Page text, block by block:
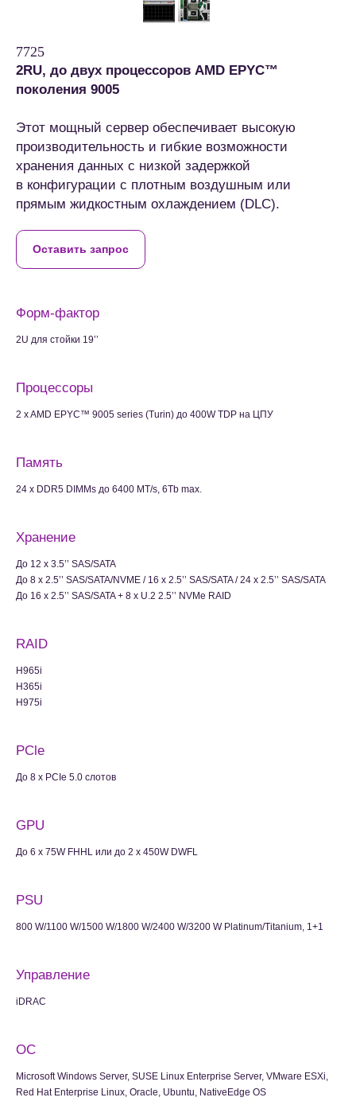
7725
2RU, до двух процессоров AMD EPYC™
поколения 9005
Этот мощный сервер обеспечивает высокую
производительность и гибкие возможности
хранения данных с низкой задержкой
в конфигурации с плотным воздушным или
прямым жидкостным охлаждением (DLC).
Оставить запрос
Форм-фактор
2U для стойки 19’’
Процессоры
2 x AMD EPYC™ 9005 series (Turin) до 400W TDP на ЦПУ
Память
24 x DDR5 DIMMs до 6400 MT/s, 6Tb max.
Хранение
До 12 x 3.5’’ SAS/SATA
До 8 x 2.5’’ SAS/SATA/NVME / 16 x 2.5’’ SAS/SATA / 24 x 2.5’’ SAS/SATA
До 16 x 2.5’’ SAS/SATA + 8 x U.2 2.5’’ NVMe RAID
RAID
H965i
H365i
H975i
PCle
До 8 x PCIe 5.0 слотов
GPU
До 6 x 75W FHHL или до 2 x 450W DWFL
PSU
800 W/1100 W/1500 W/1800 W/2400 W/3200 W Platinum/Titanium, 1+1
Управление
iDRAC
ОС
Microsoft Windows Server, SUSE Linux Enterprise Server, VMware ESXi,
Red Hat Enterprise Linux, Oracle, Ubuntu, NativeEdge OS